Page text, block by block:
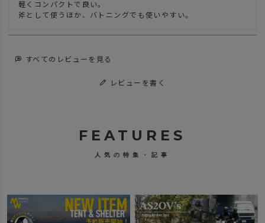
軽くコンパクトで良い。
斧として使うほか、バトニングでも使いやすい。
すべてのレビューを見る
レビューを書く
FEATURES
人気の特集・記事